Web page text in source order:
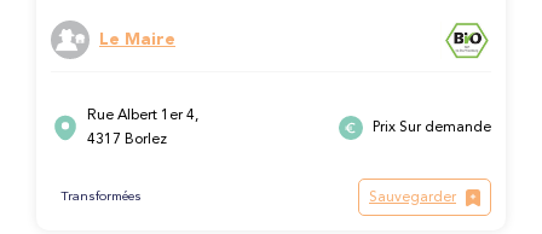
Le Maire
Rue Albert 1er 4,
4317 Borlez
Prix Sur demande
Transformées Sauvegarder